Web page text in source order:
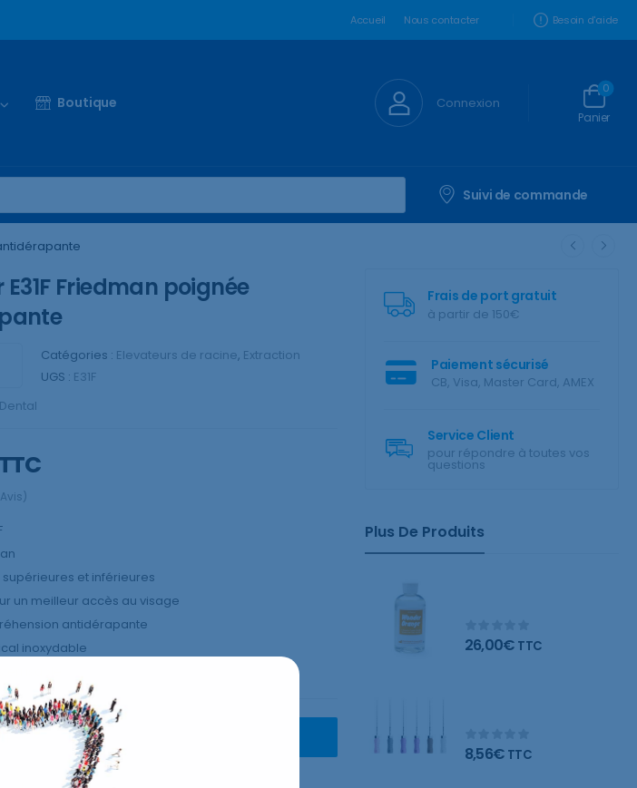
Accueil Nous contacter Besoin d'aide
Boutique Connexion
Panier
0
Suivi de commande
Frais de port gratuit
à partir de 150€
Paiement sécurisé
CB, Visa, Master Card, AMEX
Service Client
pour répondre à toutes vos
questions
Plus De Produits
26,00€ TTC
8,56€ TTC
E31F Friedman poignée
Catégories : Elevateurs de racine, Extraction
UGS : E31F
TTC
supérieures et inférieures
un meilleur accès au visage
antidérapante
inoxydable